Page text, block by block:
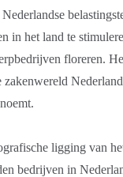
in het land te
floreren.
ligging van
bedrijven in